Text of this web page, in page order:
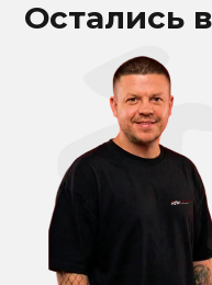
Остались